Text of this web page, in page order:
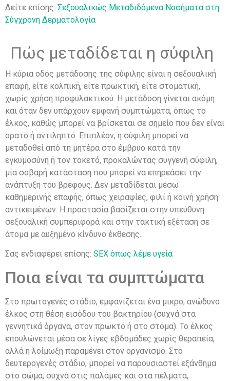
Δείτε επίσης: Σεξουαλικώς Μεταδιδόμενα Νοσήματα στη
Σύγχρονη Δερματολογία
Πώς μεταδίδεται η σύφιλη
Η κύρια οδός μετάδοσης της σύφιλης είναι η σεξουαλική
επαφή, είτε κολπική, είτε πρωκτική, είτε στοματική,
χωρίς χρήση προφυλακτικού. Η μετάδοση γίνεται ακόμη
και όταν δεν υπάρχουν εμφανή συμπτώματα, όπως το
έλκος, καθώς μπορεί να βρίσκεται σε σημείο που δεν είναι
ορατό ή αντιληπτό. Επιπλέον, η σύφιλη μπορεί να
μεταδοθεί από τη μητέρα στο έμβρυο κατά την
εγκυμοσύνη ή τον τοκετό, προκαλώντας συγγενή σύφιλη,
μία σοβαρή κατάσταση που μπορεί να επηρεάσει την
ανάπτυξη του βρέφους. Δεν μεταδίδεται μέσω
καθημερινής επαφής, όπως χειραψίες, φιλί ή κοινή χρήση
αντικειμένων. Η προστασία βασίζεται στην υπεύθυνη
σεξουαλική συμπεριφορά και στην τακτική εξέταση σε
άτομα με αυξημένο κίνδυνο έκθεσης.
Σας ενδιαφέρει επίσης: SEX όπως λέμε υγεία
Ποια είναι τα συμπτώματα
Στο πρωτογενές στάδιο, εμφανίζεται ένα μικρό, ανώδυνο
έλκος στη θέση εισόδου του βακτηρίου (συχνά στα
γεννητικά όργανα, στον πρωκτό ή στο στόμα). Το έλκος
επουλώνεται μέσα σε λίγες εβδομάδες χωρίς θεραπεία,
αλλά η λοίμωξη παραμένει στον οργανισμό. Στο
δευτερογενές στάδιο, μπορεί να παρουσιαστεί εξάνθημα
στο σώμα, συχνά στις παλάμες και στα πέλματα,